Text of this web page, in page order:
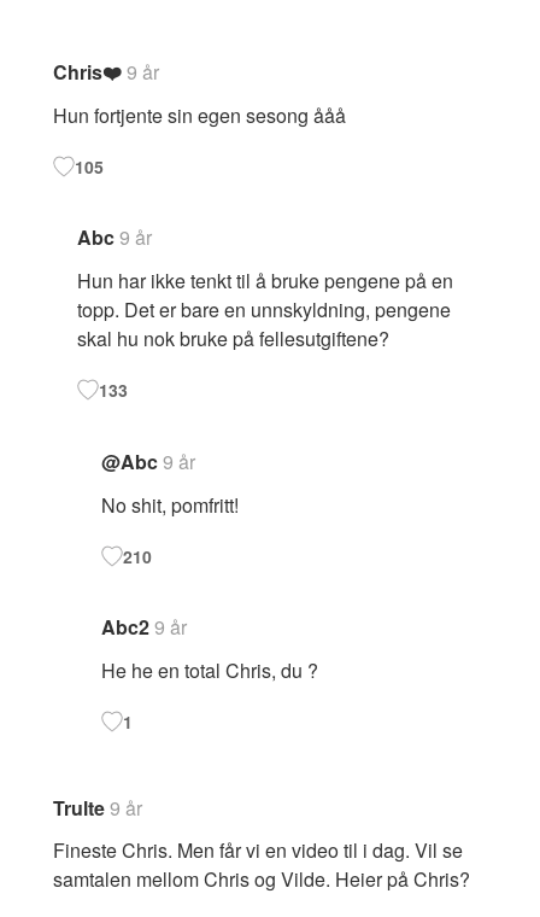
Chris❤️9 år
Hun fortjente sin egen sesong ååå
105
Abc9 år
Hun har ikke tenkt til å bruke pengene på en
topp. Det er bare en unnskyldning, pengene
skal hu nok bruke på fellesutgiftene?
133
@Abc9 år
No shit, pomfritt!
210
Abc29 år
He he en total Chris, du ?
1
Trulte9 år
Fineste Chris. Men får vi en video til i dag. Vil se
samtalen mellom Chris og Vilde. Heier på Chris?